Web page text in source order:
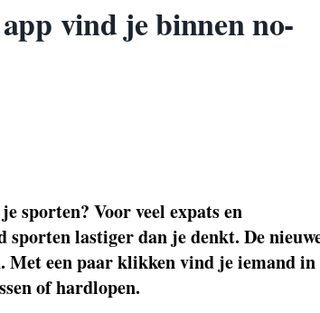
vind je binnen no-
sporten? Voor veel expats en
lastiger dan je denkt. De
een paar klikken vind je iemand in
of hardlopen.